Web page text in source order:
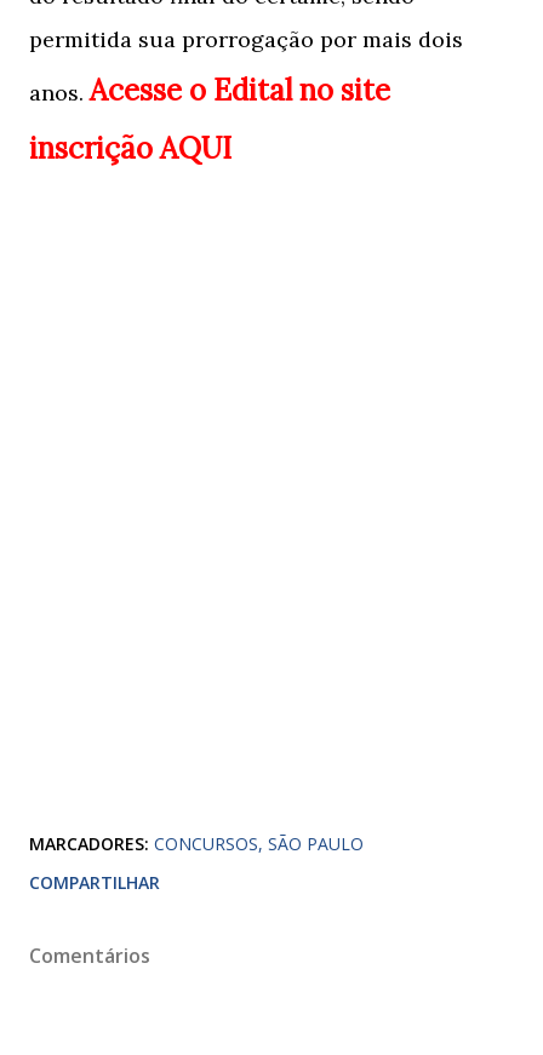
permitida sua prorrogação por mais dois
anos.Acesse o Edital no site
inscrição AQUI
MARCADORES: CONCURSOS SÃO PAULO
COMPARTILHAR
Comentários